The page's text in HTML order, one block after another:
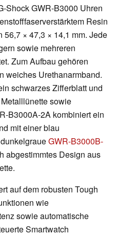
Shock GWR-B3000 Uhren
Resin
× 47,3 × 14,1 mm. Jede
sowie mehreren
Zum Aufbau gehören
weiches Urethanarmband.
schwarzes Zifferblatt und
sowie
B3000A-2A kombiniert ein
mit einer blau
GWR-B3000B-
abgestimmtes Design aus
auf dem robusten Tough
wie
sowie automatische
Smartwatch